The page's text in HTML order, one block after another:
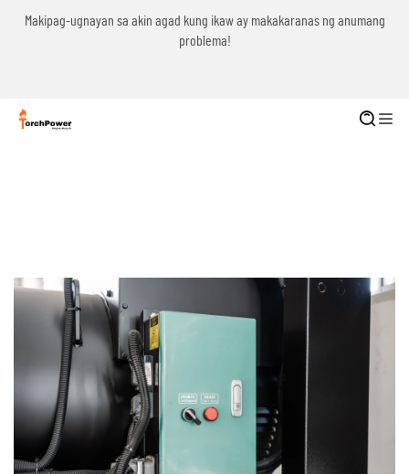
Makipag-ugnayan sa akin agad kung ikaw ay makakaranas ng anumang
problema!